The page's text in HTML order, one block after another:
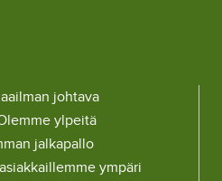
johtava
ylpeitä
jalkapallo
ympäri